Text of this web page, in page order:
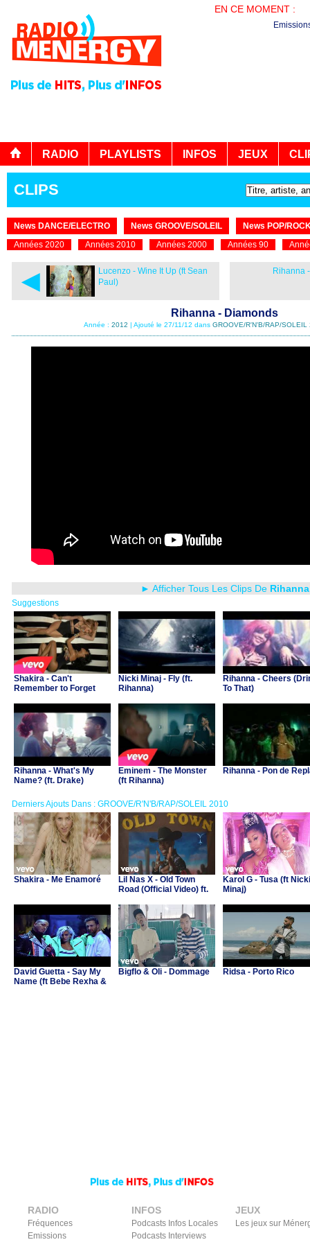
EN CE MOMENT :
RADIO PLAYLISTS INFOS JEUX
CLIPS
News DANCE/ELECTRO News GROOVE/SOLEIL
News POP/
Années 2020
Années 2010 Années 2000 Années 90
◄
Lucenzo - Wine It Up (ft Sean
Paul)
Rihanna
Rihanna - Diamonds
Année : 2012 | Ajouté le 27/11/12 dans GROOVE/R'N'B/RAP/SOLEIL
► Afficher Tous Les Clips De Rihanna
Suggestions
Shakira - Can't
Remember to Forget
Nicki Minaj - Fly (ft.
Rihanna)
Rihanna - Cheers
To That)
Rihanna - What's My
Name? (ft. Drake)
Eminem - The Monster
(ft Rihanna)
Rihanna - Pon de
Derniers Ajouts Dans : GROOVE/R'N'B/RAP/SOLEIL 2010
Shakira - Me Enamoré
Lil Nas X - Old Town
Road (Official Video) ft.
Karol G - Tusa (ft Nicki
Minaj)
David Guetta - Say My
Name (ft Bebe Rexha &
Bigflo & Oli - Dommage Ridsa - Porto Rico
RADIO
Fréquences
Emissions
INFOS
Podcasts Infos Locales
Podcasts Interviews
JEUX
Les jeux sur